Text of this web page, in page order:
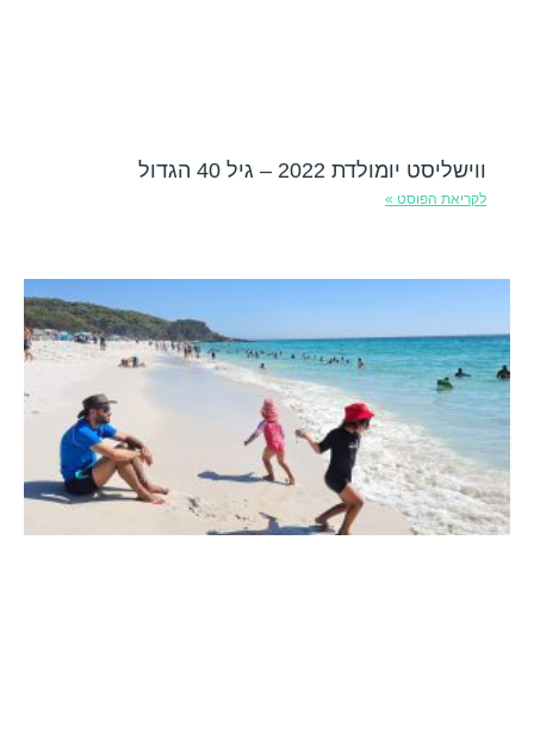
ווישליסט יומולדת 2022 – גיל 40 הגדול
לקריאת הפוסט »